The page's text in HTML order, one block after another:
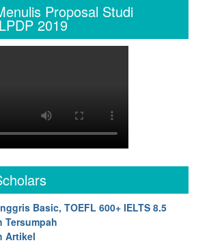
Proposal Studi
2019
Basic, TOEFL 600+ IELTS 8.5
Tersumpah
Artikel